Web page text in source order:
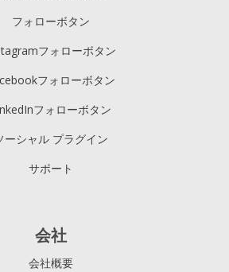
フォローボタン
フォローボタン
フォローボタン
フォローボタン
ーシャル プラグイン
サポート
会社
会社概要